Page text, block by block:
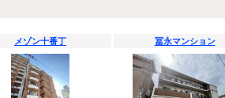
メゾン十番丁 冨永マンション